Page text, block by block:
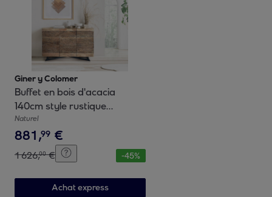
Giner y Colomer
Buffet en bois d'acacia
140cm style rustique
moderne
Naturel
881,99 €
1626,00 € -45%
Achat express